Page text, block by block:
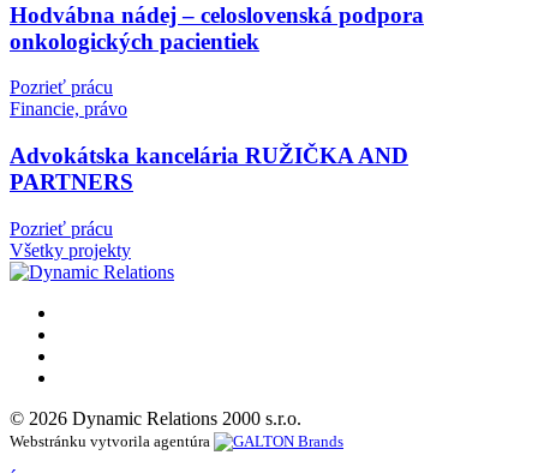
Hodvábna nádej – celoslovenská podpora
onkologických pacientiek
Pozrieť prácu
Financie, právo
Advokátska kancelária RUŽIČKA AND
PARTNERS
Pozrieť prácu
Všetky projekty
© 2026 Dynamic Relations 2000 s.r.o.
Webstránku vytvorila agentúra